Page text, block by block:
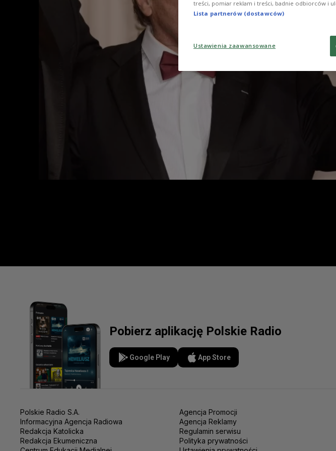
Pobierz aplikację Polskie Radio
Google Play App Store
Polskie Radio S.A.
Informacyjna Agencja Radiowa
Redakcja Katolicka
Redakcja Ekumeniczna
Agencja Promocji
Agencja Reklamy
Regulamin serwisu
Polityka prywatności
treści, pomiar reklam i treści, badnie odbiorców i
Lista partnerów (dostawców)
Ustawienia zaawansowane